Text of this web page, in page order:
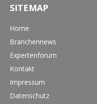
SITEMAP
Home
Branchennews
Expertenforum
Kontakt
Impressum
Datenschutz